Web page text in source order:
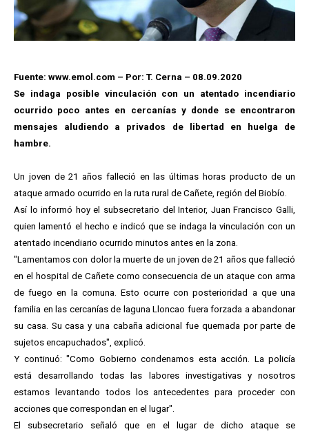
Fuente: www.emol.com – Por: T. Cerna – 08.09.2020
Se indaga posible vinculación con un atentado incendiario
ocurrido poco antes en cercanías y donde se encontraron
mensajes aludiendo a privados de libertad en huelga de
hambre.
Un joven de 21 años falleció en las últimas horas producto de un
ataque armado ocurrido en la ruta rural de Cañete, región del Biobío.
Así lo informó hoy el subsecretario del Interior, Juan Francisco Galli,
quien lamentó el hecho e indicó que se indaga la vinculación con un
atentado incendiario ocurrido minutos antes en la zona.
"Lamentamos con dolor la muerte de un joven de 21 años que falleció
en el hospital de Cañete como consecuencia de un ataque con arma
de fuego en la comuna. Esto ocurre con posterioridad a que una
familia en las cercanías de laguna Lloncao fuera forzada a abandonar
su casa. Su casa y una cabaña adicional fue quemada por parte de
sujetos encapuchados", explicó.
Y continuó: "Como Gobierno condenamos esta acción. La policía
está desarrollando todas las labores investigativas y nosotros
estamos levantando todos los antecedentes para proceder con
acciones que correspondan en el lugar".
El subsecretario señaló que en el lugar de dicho ataque se